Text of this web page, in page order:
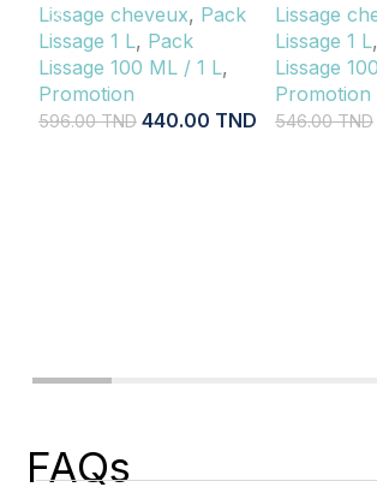
Lissage cheveux, Pack
Lissage 1 L, Pack
Lissage 100 ML / 1 L,
Promotion
596.00TND 440.00 TND
Lissage
Lissage 1 L,
Lissage
Promotion
546.00TND
FAQs